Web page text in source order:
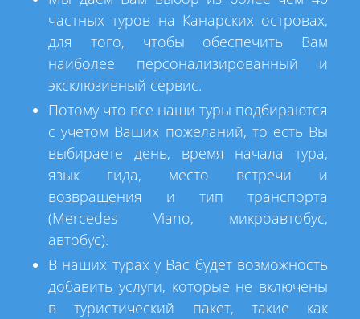
частных туров на Канарских островах,
для того, чтобы обеспечить Вам
наиболее персонализированный и
эксклюзивный сервис.
Потому что все наши туры подбираются
с учетом Ваших пожеланий, то есть Вы
выбираете день, время начала тура,
язык гида, место встречи и
возвращения и тип транспорта
(Mercedes Viano, микроавтобус,
автобус).
В наших турах у Вас будет возможность
добавить услуги, которые не включены
в туристический пакет, такие как